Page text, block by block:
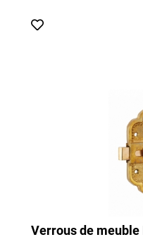
Verrous de meuble